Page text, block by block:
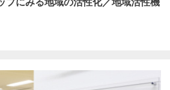
プにみる地域の活性化／地域活性機